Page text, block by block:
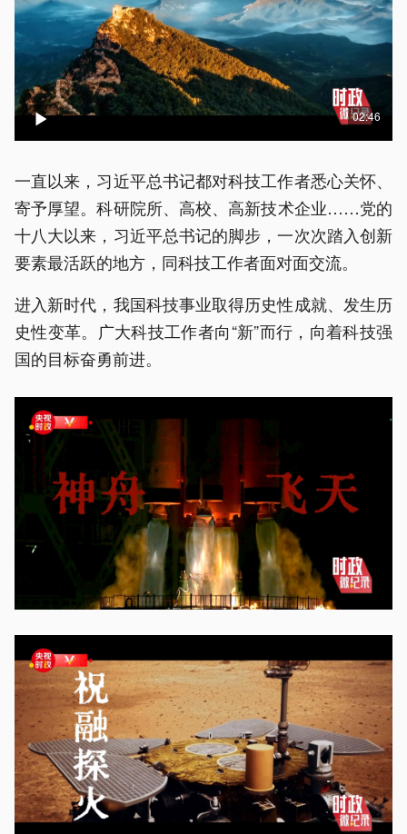
02:46
一直以来，习近平总书记都对科技工作者悉心关怀、
寄予厚望。科研院所、高校、高新技术企业……党的
十八大以来，习近平总书记的脚步，一次次踏入创新
要素最活跃的地方，同科技工作者面对面交流。
进入新时代，我国科技事业取得历史性成就、发生历
史性变革。广大科技工作者向“新”而行，向着科技强
国的目标奋勇前进。